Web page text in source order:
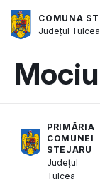
COMUNA
Județul Tulcea
PRIMĂRIA
COMUNEI
STEJARU
Județul
Tulcea